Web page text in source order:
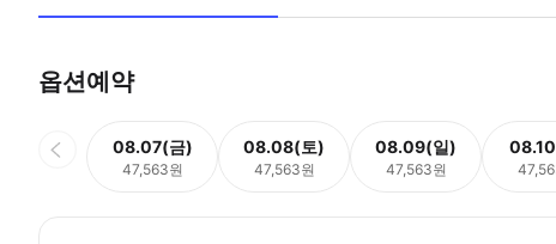
옵션예약
08.07(금)
47,563원
08.08(토)
47,563원
08.09(일)
47,563원